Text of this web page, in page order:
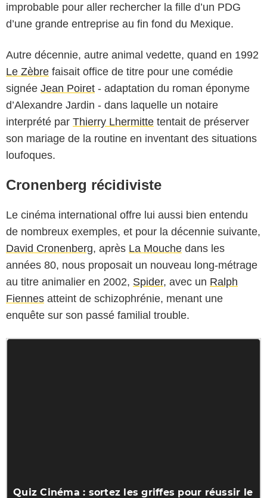
improbable pour aller rechercher la fille d’un PDG
d’une grande entreprise au fin fond du Mexique.
Autre décennie, autre animal vedette, quand en 1992
Le Zèbre faisait office de titre pour une comédie
signée Jean Poiret - adaptation du roman éponyme
d’Alexandre Jardin - dans laquelle un notaire
interprété par Thierry Lhermitte tentait de préserver
son mariage de la routine en inventant des situations
loufoques.
Cronenberg récidiviste
Le cinéma international offre lui aussi bien entendu
de nombreux exemples, et pour la décennie suivante,
David Cronenberg, après La Mouche dans les
années 80, nous proposait un nouveau long-métrage
au titre animalier en 2002, Spider, avec un Ralph
Fiennes atteint de schizophrénie, menant une
enquête sur son passé familial trouble.